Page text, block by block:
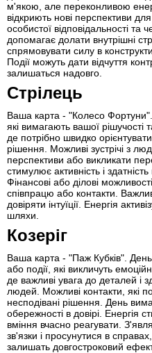
м'якою, але переконливою
відкриють нові перспективи
особистої відповідальності та
допомагає долати внутрішні
спрямовувати силу в
Події можуть дати відчуття
залишаться надовго.
Стрілець
Ваша карта - "Колесо Фортуни".
які вимагають вашої рішучості
де потрібно швидко
рішення. Можливі зустрічі з
перспективи або викликати
стимулює активність і
Фінансові або ділові
співпрацю або контакти.
довіряти інтуїції. Енергія
шляхи.
Козеріг
Ваша карта - "Паж Кубків".
або події, які викличуть
де важливі увага до деталей і
людей. Можливі контакти, які
несподівані рішення. День
обережності в довірі. Енергія
вміння вчасно реагувати.
зв'язки і просунутися в
залишать довгостроковий